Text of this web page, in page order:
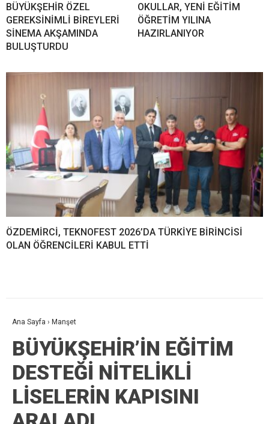
BÜYÜKŞEHİR ÖZEL
GEREKSİNİMLİ BİREYLERİ
SİNEMA AKŞAMINDA
BULUŞTURDU
OKULLAR, YENİ EĞİTİM
ÖĞRETİM YILINA
HAZIRLANIYOR
ÖZDEMİRCİ, TEKNOFEST 2026’DA TÜRKİYE BİRİNCİSİ
OLAN ÖĞRENCİLERİ KABUL ETTİ
Ana Sayfa › Manşet
BÜYÜKŞEHİR’İN EĞİTİM
DESTEĞİ NİTELİKLİ
LİSELERİN KAPISINI